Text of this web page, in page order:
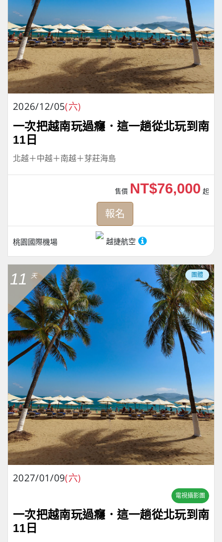
2026/12/05(六)
一次把越南玩過癮．這一趟從北玩到南
11日
北越＋中越＋南越＋芽莊海島
桃園國際機場 越捷航空
售價 NT$76,000 起
報名
11 天 團體
2027/01/09(六)
電視攝影團
一次把越南玩過癮．這一趟從北玩到南
11日